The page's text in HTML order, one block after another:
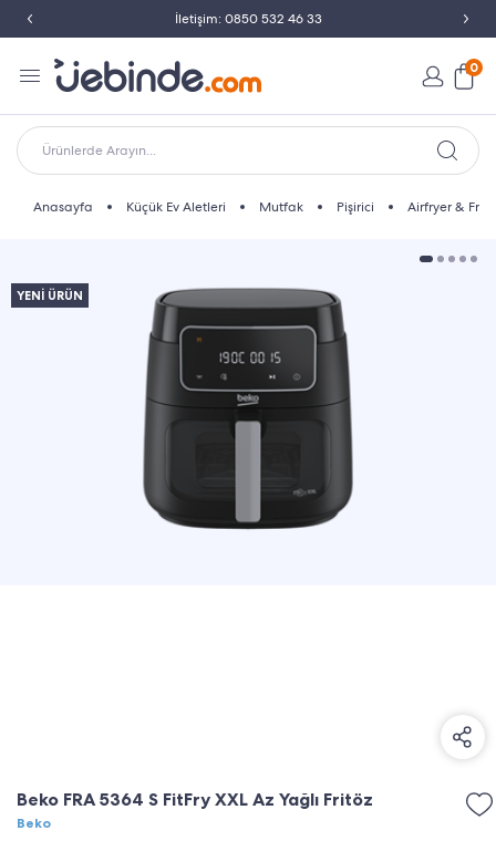
İletişim: 0850 532 46 33
0
Ürünlerde Arayın...
Anasayfa Küçük Ev Aletleri Mutfak Pişirici Airfryer &
YENİ ÜRÜN
Beko FRA 5364 S FitFry XXL Az Yağlı Fritöz
Beko